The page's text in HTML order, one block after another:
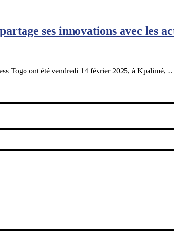
ses innovations avec les
Togo ont été vendredi 14 février 2025, à Kpalimé,